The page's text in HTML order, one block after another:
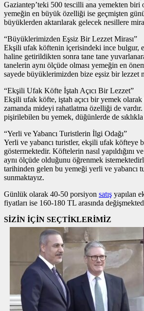
Gaziantep’teki 500 tescilli ana yemekten biri
yemeğin en büyük özelliği ise geçmişten
büyüklerden aktarılarak gelecek nesillere
“Büyüklerimizden Eşsiz Bir Lezzet Mirası”
Ekşili ufak köftenin içerisindeki ince bulgur,
haline getirildikten sonra tane tane
tanelerin aynı ölçüde olması yemeğin en
sayede büyüklerimizden bize eşsiz bir lezzet
“Ekşili Ufak Köfte İştah Açıcı Bir Lezzet”
Ekşili ufak köfte, iştah açıcı bir yemek
zamanda mideyi rahatlatma özelliği de
pişirilebilen bu yemek, düğünlerde de
“Yerli ve Yabancı Turistlerin İlgi Odağı”
Yerli ve yabancı turistler, ekşili ufak köfteye
göstermektedir. Köftelerin nasıl yapıldığını
aynı ölçüde olduğunu öğrenmek
tarihinden gelen bu yemeği yerli ve yabancı
sunmaktayız.
Günlük olarak 40-50 porsiyon satış yapılan
fiyatları ise 160-180 TL arasında
SİZİN İÇİN SEÇTİKLERİMİZ